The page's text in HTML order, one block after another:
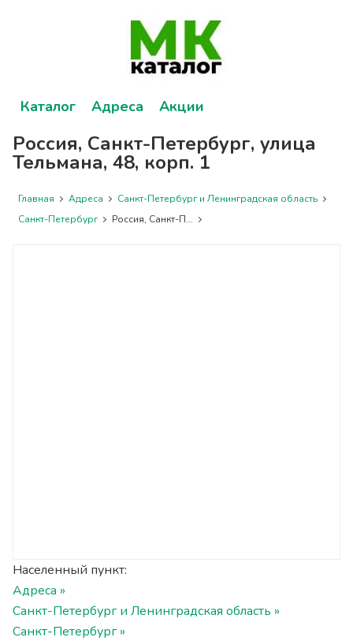
Каталог Адреса Акции
Россия, Санкт-Петербург, улица
Тельмана, 48, корп. 1
Главная Адреса
Санкт-Петербург и Ленинградская область
Санкт-Петербург
Россия, Санкт-П...
Населенный пункт:
Адреса »
Санкт-Петербург и Ленинградская область »
Санкт-Петербург »